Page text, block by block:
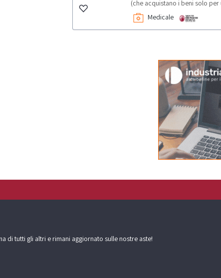
(che acquistano i beni solo
Medicale
di tutti gli altri e rimani aggiornato sulle nostre aste!